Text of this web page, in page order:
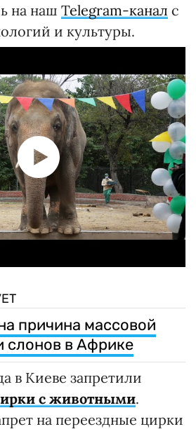
на наш Telegram-канал с
и культуры.
причина массовой
слонов в Африке
в Киеве запретили
с животными.
на переездные цирки